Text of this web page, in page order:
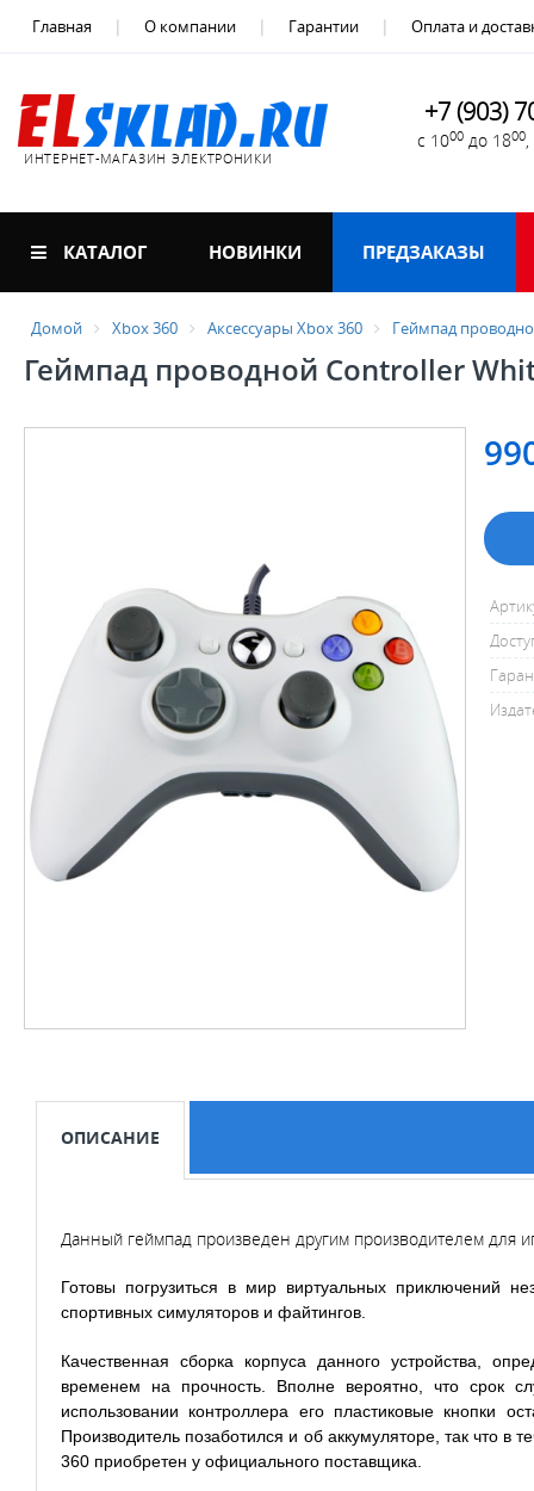
Главная О компании Гарантии Оплата и
ИНТЕРНЕТ-МАГАЗИН ЭЛЕКТРОНИКИ
+7 (903)
с 1000 до 1800
КАТАЛОГ НОВИНКИ ПРЕДЗАКАЗЫ
Домой Xbox 360 Аксессуары Xbox 360 Геймпад
Геймпад проводной Controller
ОПИСАНИЕ
Данный геймпад произведен другим производителем для
Готовы погрузиться в мир виртуальных приключений
спортивных симуляторов и файтингов.
Качественная сборка корпуса данного устройства,
временем на прочность. Вполне вероятно, что срок
использовании контроллера его пластиковые кнопки
Производитель позаботился и об аккумуляторе, так что в
360 приобретен у официального поставщика.